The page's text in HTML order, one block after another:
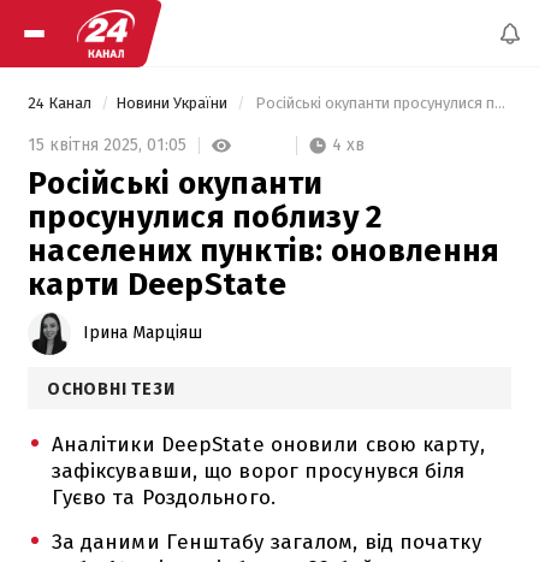
24 Канал Новини України Російські окупанти просунулися поблизу 2 населених пунктів: оновлення карти DeepState
15 квітня 2025, 01:05 4 хв
Російські окупанти
просунулися поблизу 2
населених пунктів: оновлення
карти DeepState
Ірина Марціяш
ОСНОВНІ ТЕЗИ
Аналітики DeepState оновили свою карту,
зафіксувавши, що ворог просунувся біля
Гуєво та Роздольного.
За даними Генштабу загалом, від початку